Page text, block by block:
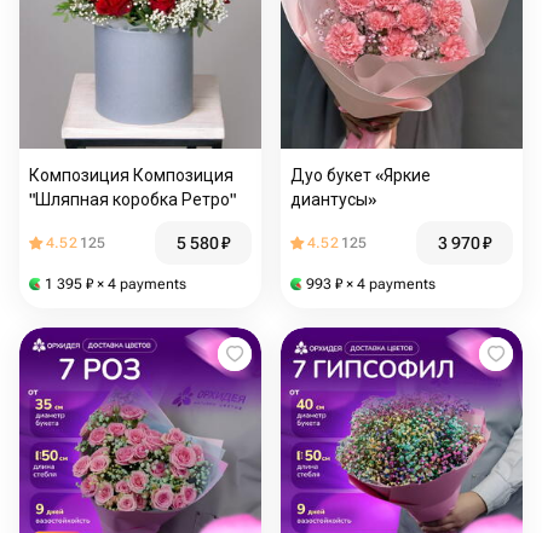
Композиция Композиция
"Шляпная коробка Ретро"
4.52 125 5 580₽
1 395 ₽ × 4 payments
Дуо букет «Яркие
диантусы»
4.52 125 3 970₽
993 ₽ × 4 payments